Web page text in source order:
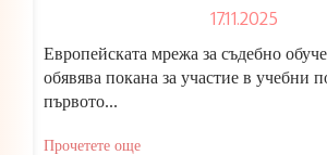
17.11.2025
Европейската мрежа за съдебно
обявява покана за участие в учебни
първото...
Прочетете още